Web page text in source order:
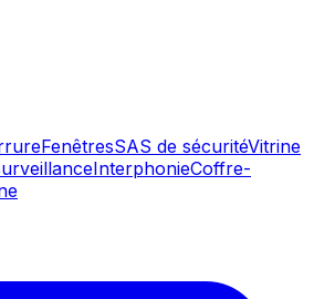
FenêtresSAS de sécuritéVitrine
InterphonieCoffre-